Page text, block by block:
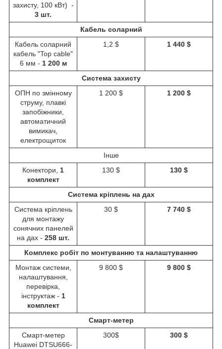
захисту, 100 кВт) -
3 шт.
Кабель соларний
Кабель соларний
кабель "Top cable"
6 мм - 1 200 м
1,2 $ 1 440 $
Система захисту
ОПН по змінному
струму, плавкі
запобіжники,
автоматичний
вимикач,
електрощиток
1 200 $ 1 200 $
Інше
Конектори, 1
комплект
130 $ 130 $
Система кріплень на дах
Система кріплень
для монтажу
сонячних панелей
на дах - 258 шт.
30 $ 7 740 $
Комплекс робіт по монтуванню та налаштуванню
Монтаж системи,
налаштування,
перевірка,
інструктаж - 1
комплект
9 800 $ 9 800 $
Смарт-метер
Смарт-метер
Huawei DTSU666-
300$ 300 $